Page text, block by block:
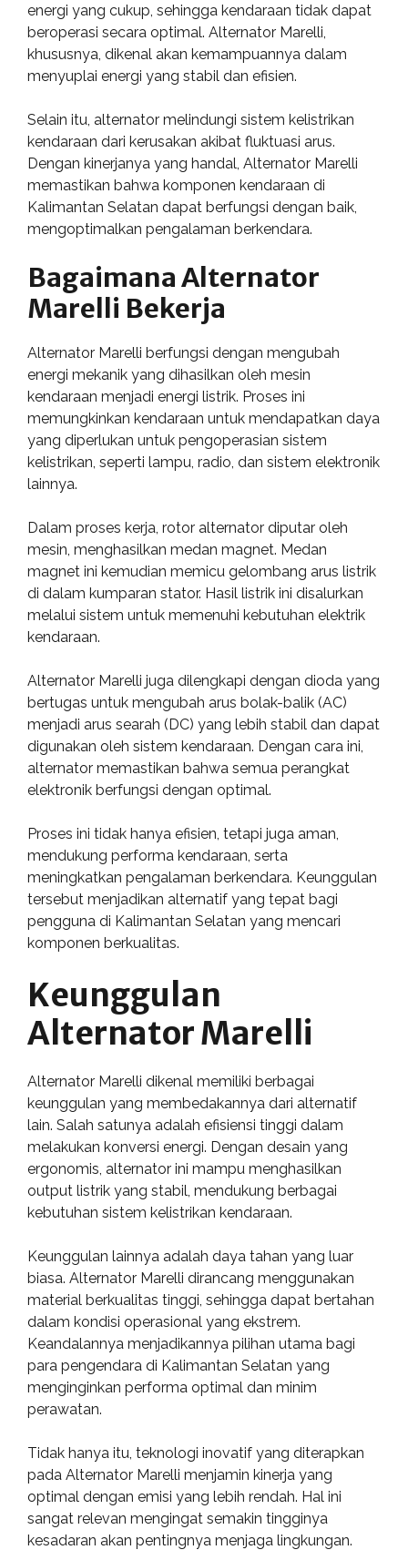
energi yang cukup, sehingga kendaraan tidak dapat
beroperasi secara optimal. Alternator Marelli,
khususnya, dikenal akan kemampuannya dalam
menyuplai energi yang stabil dan efisien.
Selain itu, alternator melindungi sistem kelistrikan
kendaraan dari kerusakan akibat fluktuasi arus.
Dengan kinerjanya yang handal, Alternator Marelli
memastikan bahwa komponen kendaraan di
Kalimantan Selatan dapat berfungsi dengan baik,
mengoptimalkan pengalaman berkendara.
Bagaimana Alternator
Marelli Bekerja
Alternator Marelli berfungsi dengan mengubah
energi mekanik yang dihasilkan oleh mesin
kendaraan menjadi energi listrik. Proses ini
memungkinkan kendaraan untuk mendapatkan daya
yang diperlukan untuk pengoperasian sistem
kelistrikan, seperti lampu, radio, dan sistem elektronik
lainnya.
Dalam proses kerja, rotor alternator diputar oleh
mesin, menghasilkan medan magnet. Medan
magnet ini kemudian memicu gelombang arus listrik
di dalam kumparan stator. Hasil listrik ini disalurkan
melalui sistem untuk memenuhi kebutuhan elektrik
kendaraan.
Alternator Marelli juga dilengkapi dengan dioda yang
bertugas untuk mengubah arus bolak-balik (AC)
menjadi arus searah (DC) yang lebih stabil dan dapat
digunakan oleh sistem kendaraan. Dengan cara ini,
alternator memastikan bahwa semua perangkat
elektronik berfungsi dengan optimal.
Proses ini tidak hanya efisien, tetapi juga aman,
mendukung performa kendaraan, serta
meningkatkan pengalaman berkendara. Keunggulan
tersebut menjadikan alternatif yang tepat bagi
pengguna di Kalimantan Selatan yang mencari
komponen berkualitas.
Keunggulan
Alternator Marelli
Alternator Marelli dikenal memiliki berbagai
keunggulan yang membedakannya dari alternatif
lain. Salah satunya adalah efisiensi tinggi dalam
melakukan konversi energi. Dengan desain yang
ergonomis, alternator ini mampu menghasilkan
output listrik yang stabil, mendukung berbagai
kebutuhan sistem kelistrikan kendaraan.
Keunggulan lainnya adalah daya tahan yang luar
biasa. Alternator Marelli dirancang menggunakan
material berkualitas tinggi, sehingga dapat bertahan
dalam kondisi operasional yang ekstrem.
Keandalannya menjadikannya pilihan utama bagi
para pengendara di Kalimantan Selatan yang
menginginkan performa optimal dan minim
perawatan.
Tidak hanya itu, teknologi inovatif yang diterapkan
pada Alternator Marelli menjamin kinerja yang
optimal dengan emisi yang lebih rendah. Hal ini
sangat relevan mengingat semakin tingginya
kesadaran akan pentingnya menjaga lingkungan.